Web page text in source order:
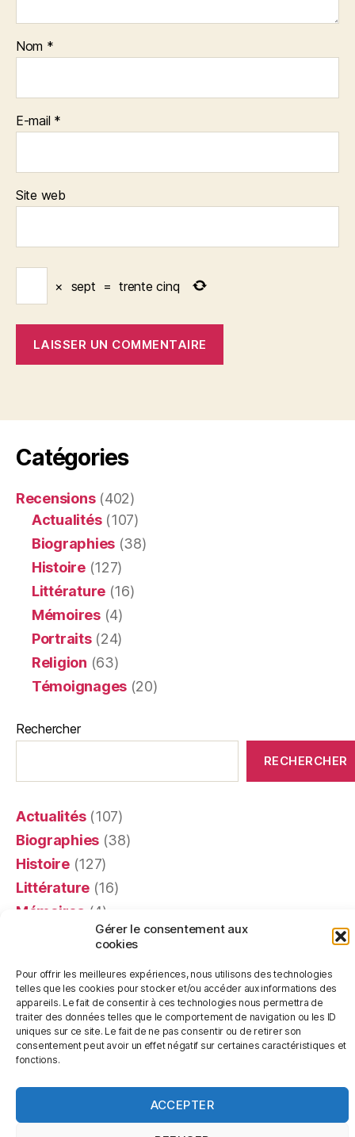
Gérer le consentement aux
cookies
Pour offrir les meilleures expériences, nous utilisons des technologies
telles que les cookies pour stocker et/ou accéder aux informations des
appareils. Le fait de consentir à ces technologies nous permettra de
traiter des données telles que le comportement de navigation ou les ID
uniques sur ce site. Le fait de ne pas consentir ou de retirer son
consentement peut avoir un effet négatif sur certaines caractéristiques et
fonctions.
ACCEPTER
Nom *
E-mail *
Site web
× sept = trente cinq
Catégories
Recensions(402)
Actualités(107)
Biographies (38)
Histoire(127)
Littérature (16)
Mémoires(4)
Portraits(24)
Religion (63)
Témoignages (20)
Rechercher
RECHERCHER
Actualités(107)
Biographies (38)
Histoire(127)
Littérature (16)
Mémoires (4)
(24)
Religion(63)
Témoignages(20)
Les Livres de Pierre